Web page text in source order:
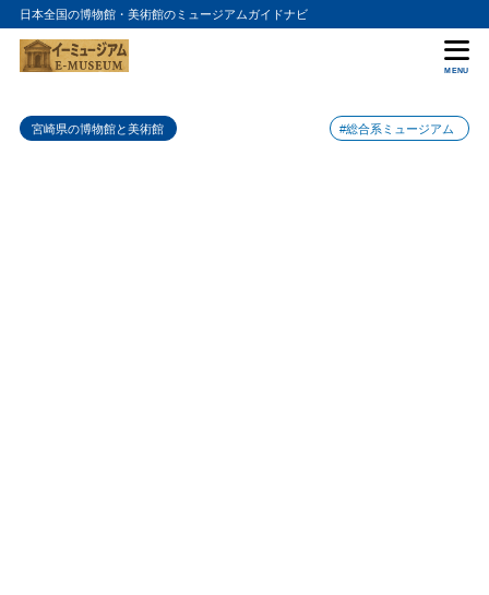
日本全国の博物館・美術館のミュージアムガイドナビ
MENU
宮崎県の博物館と美術館 #総合系ミュージアム
目次
1 アートの多様性